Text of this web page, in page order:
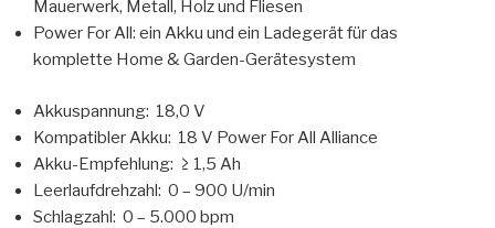
Mauerwerk, Metall, Holz und Fliesen
Power For All: ein Akku und ein Ladegerät für das
komplette Home & Garden-Gerätesystem
Akkuspannung: 18,0 V
Kompatibler Akku: 18 V Power For All Alliance
Akku-Empfehlung: ≥ 1,5 Ah
Leerlaufdrehzahl: 0 – 900 U/min
Schlagzahl: 0 – 5.000 bpm